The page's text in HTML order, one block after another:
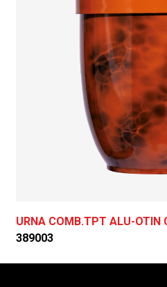
URNA COMB.TPT ALU-OTIN
389003